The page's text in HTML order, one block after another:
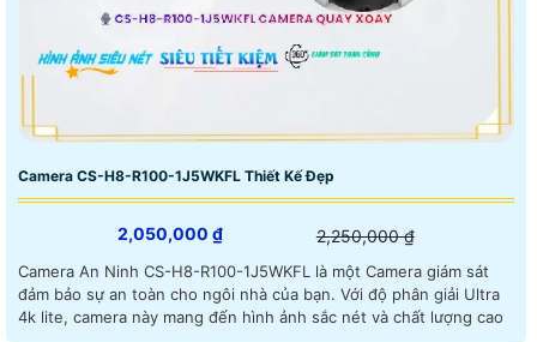
Camera CS-H8-R100-1J5WKFL Thiết Kế Đẹp
2,050,000 ₫ 2,250,000 ₫
Camera An Ninh CS-H8-R100-1J5WKFL là một Camera giám sát
đảm bảo sự an toàn cho ngôi nhà của bạn. Với độ phân giải Ultra
4k lite, camera này mang đến hình ảnh sắc nét và chất lượng cao